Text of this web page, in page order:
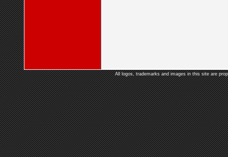
All logos, trademarks and images in this site are